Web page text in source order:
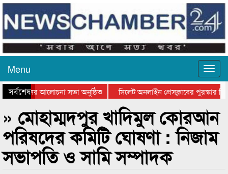
Menu
সর্বশেষ
দিবসের আলোচনা সভা অনুষ্ঠিত
সিলেট অনলাইন প্রেসক্লাবের পুরস্কার
কানাইঘাটের কিশোর আহাদের খুনি
» মোহাম্মদপুর খাদিমুল কোরআন
পরিষদের কমিটি ঘোষণা : নিজাম
সভাপতি ও সামি সম্পাদক